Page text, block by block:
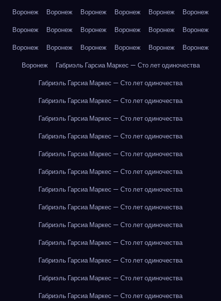
Воронеж
Воронеж Воронеж Воронеж Воронеж
Воронеж
Воронеж
Воронеж Воронеж Воронеж Воронеж
Воронеж
Воронеж
Воронеж Воронеж Воронеж Воронеж
Воронеж
Воронеж
Габриэль Гарсиа Маркес — Сто лет одиночества
Габриэль Гарсиа Маркес — Сто лет одиночества
Габриэль Гарсиа Маркес — Сто лет одиночества
Габриэль Гарсиа Маркес — Сто лет одиночества
Габриэль Гарсиа Маркес — Сто лет одиночества
Габриэль Гарсиа Маркес — Сто лет одиночества
Габриэль Гарсиа Маркес — Сто лет одиночества
Габриэль Гарсиа Маркес — Сто лет одиночества
Габриэль Гарсиа Маркес — Сто лет одиночества
Габриэль Гарсиа Маркес — Сто лет одиночества
Габриэль Гарсиа Маркес — Сто лет одиночества
Габриэль Гарсиа Маркес — Сто лет одиночества
Габриэль Гарсиа Маркес — Сто лет одиночества
Габриэль Гарсиа Маркес — Сто лет одиночества